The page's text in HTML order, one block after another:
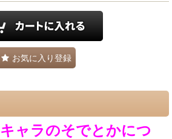
お気に入り登録
ャラのそでとかにつ